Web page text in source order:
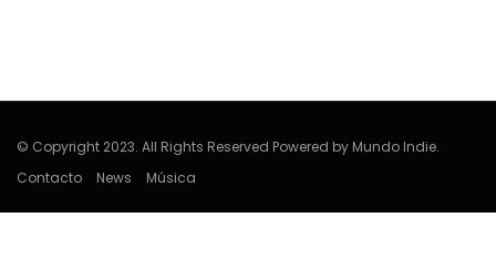
Edwin Jimenez
© Copyright 2023. All Rights Reserved Powered by Mundo Indie.
Contacto
News Música